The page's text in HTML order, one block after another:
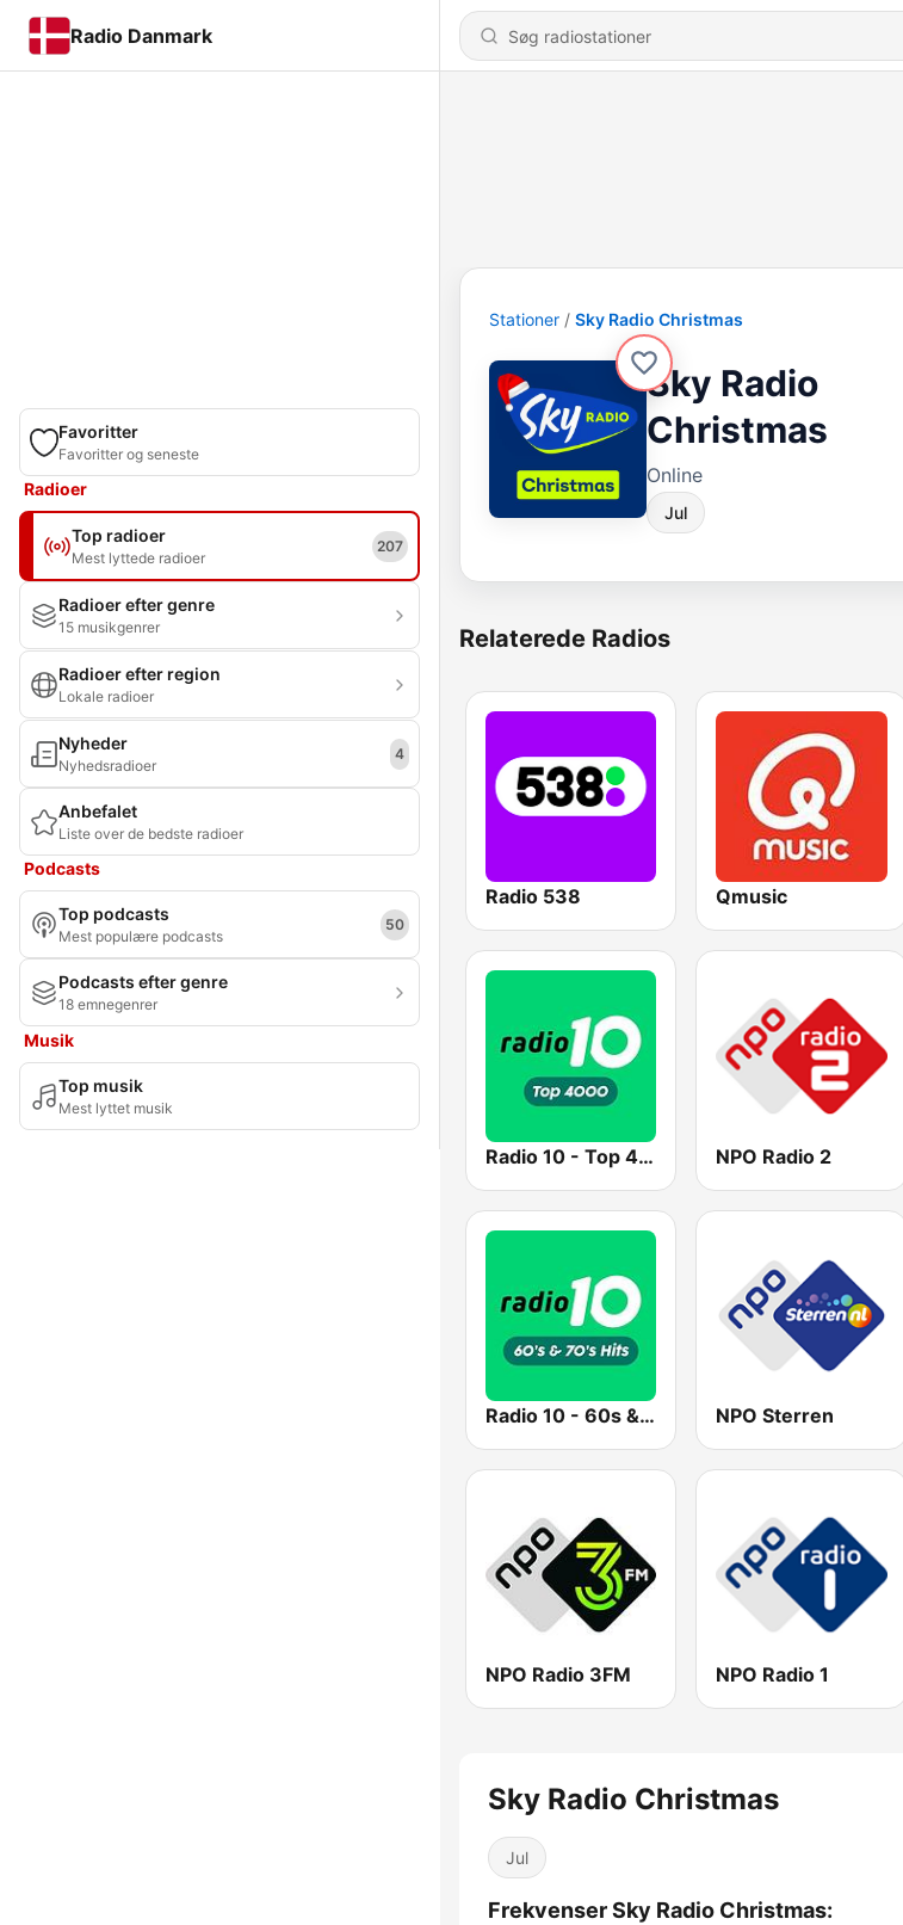
Radio Danmark
Favoritter
Favoritter og seneste
Radioer
Top radioer
Mest lyttede radioer
207
Radioer efter genre
15 musikgenrer
Radioer efter region
Lokale radioer
Nyheder
Nyhedsradioer
4
Anbefalet
Liste over de bedste radioer
Podcasts
Top podcasts
Mest populære podcasts
50
Podcasts efter genre
18 emnegenrer
Musik
Top musik
Mest lyttet musik
Stationer Sky Radio Christmas
Sky Radio
Christmas
Online
Jul
Relaterede Radios
Radio 538 Qmusic
Radio 10 - Top 4000 NPO Radio 2
Radio 10 - 60s & 70s Hits NPO Sterren
NPO Radio 3FM NPO Radio 1
Sky Radio Christmas
Jul
Frekvenser Sky Radio Christmas: